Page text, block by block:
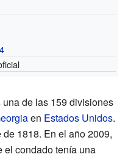
una de las 159 divisiones
en Estados Unidos.
1818. En el año 2009,
el condado tenía una